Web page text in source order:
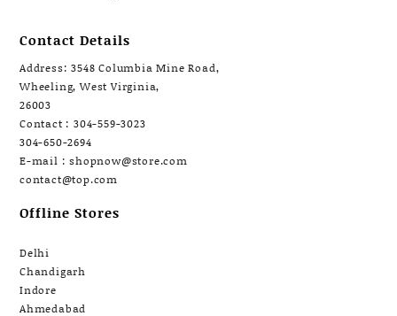
Contact Details
Address: 3548 Columbia Mine Road,
Wheeling, West Virginia,
26003
Contact : 304-559-3023
304-650-2694
E-mail : shopnow@store.com
contact@top.com
Offline Stores
Delhi
Chandigarh
Indore
Ahmedabad